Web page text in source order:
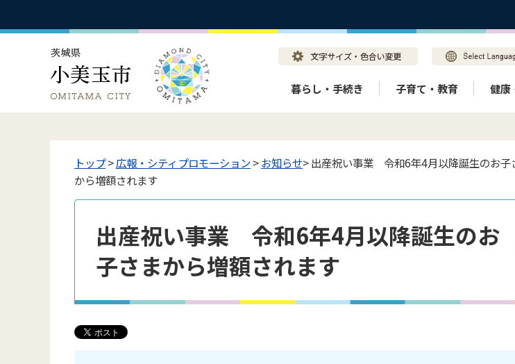
暮らし・手続き 子育て・教育 健康
トップ>広報・シティプロモーション>お知らせ> 出産祝い事業 令和6年4月以降誕生のお子
から増額されます
出産祝い事業 令和6年4月以降誕生のお
子さまから増額されます